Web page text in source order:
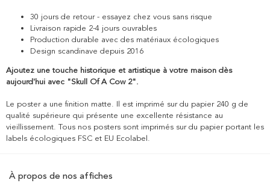
30 jours de retour - essayez chez vous sans risque
Livraison rapide 2-4 jours ouvrables
Production durable avec des matériaux écologiques
Design scandinave depuis 2016
Ajoutez une touche historique et artistique à votre maison dès
aujourd'hui avec "Skull Of A Cow 2".
Le poster a une finition matte. Il est imprimé sur du papier 240 g de
qualité supérieure qui présente une excellente résistance au
vieillissement. Tous nos posters sont imprimés sur du papier portant les
labels écologiques FSC et EU Ecolabel.
À propos de nos affiches